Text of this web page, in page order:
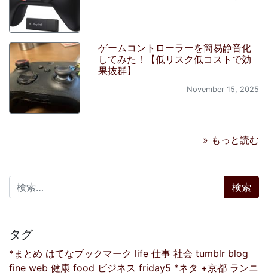
ゲームコントローラーを簡易静音化
してみた！【低リスク低コストで効
果抜群】
November 15, 2025
» もっと読む
検索:
タグ
*まとめ はてなブックマーク life 仕事 社会 tumblr blog
fine web 健康 food ビジネス friday5 *ネタ +京都 ランニ